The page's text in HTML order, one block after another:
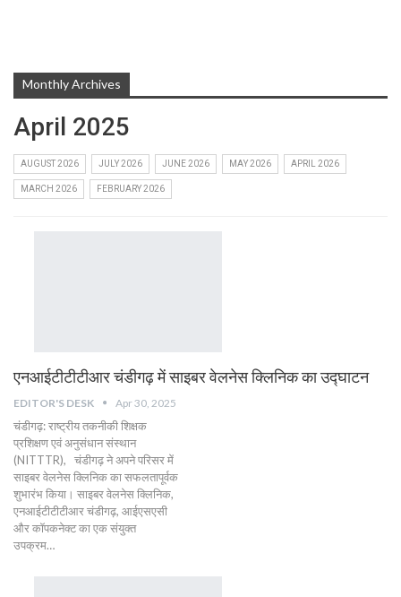
Monthly Archives
April 2025
AUGUST 2026 JULY 2026 JUNE 2026 MAY 2026 APRIL 2026
MARCH 2026 FEBRUARY 2026
एनआईटीटीटीआर चंडीगढ़ में साइबर वेलनेस क्लिनिक का उद्घाटन
EDITOR'S DESK Apr 30, 2025
चंडीगढ़: राष्ट्रीय तकनीकी शिक्षक
प्रशिक्षण एवं अनुसंधान संस्थान
(NITTTR), चंडीगढ़ ने अपने परिसर में
साइबर वेलनेस क्लिनिक का सफलतापूर्वक
शुभारंभ किया। साइबर वेलनेस क्लिनिक,
एनआईटीटीटीआर चंडीगढ़, आईएसएसी
और कॉपकनेक्ट का एक संयुक्त
उपक्रम…